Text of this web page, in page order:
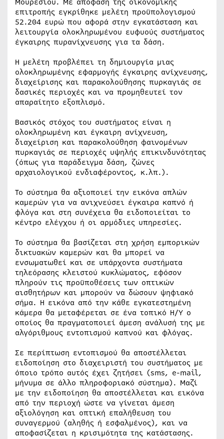
επιτροπής εγκρίθηκε μελέτη προϋπολογισμού
52.204 ευρώ που αφορά στην εγκατάσταση και
λειτουργία ολοκληρωμένου ευφυούς συστήματος
έγκαιρης πυρανίχνευσης για τα δάση.
Η μελέτη προβλέπει τη δημιουργία μιας
ολοκληρωμένης εφαρμογής έγκαιρης ανίχνευσης,
διαχείρισης και παρακολούθησης πυρκαγιάς σε
δασικές περιοχές και να προμηθευτεί τον
απαραίτητο εξοπλισμό.
Βασικός στόχος του συστήματος είναι η
ολοκληρωμένη και έγκαιρη ανίχνευση,
διαχείριση και παρακολούθηση φαινομένων
πυρκαγιάς σε περιοχές υψηλής επικινδυνότητας
(όπως για παράδειγμα δάση, ζώνες
αρχαιολογικού ενδιαφέροντος, κ.λπ.).
Το σύστημα θα αξιοποιεί την εικόνα απλών
καμερών για να ανιχνεύσει έγκαιρα καπνό ή
φλόγα και στη συνέχεια θα ειδοποιείται το
κέντρο ελέγχου ή οι αρμόδιες υπηρεσίες.
Το σύστημα θα βασίζεται στη χρήση εμπορικών
δικτυακών καμερών και θα μπορεί να
ενσωματωθεί και σε υπάρχοντα συστήματα
τηλεόρασης κλειστού κυκλώματος, εφόσον
πληρούν τις προϋποθέσεις των οπτικών
αισθητήρων και μπορούν να δώσουν ψηφιακό
σήμα. Η εικόνα από την κάθε εγκατεστημένη
κάμερα θα μεταφέρεται σε ένα τοπικό Η/Υ ο
οποίος θα πραγματοποιεί άμεση ανάλυσή της με
αλγόριθμους εντοπισμού καπνού και φλόγας.
Σε περίπτωση εντοπισμού θα αποστέλλεται
ειδοποίηση στο διαχειριστή του συστήματος με
όποιο τρόπο αυτός έχει ζητήσει (sms, e-mail,
μήνυμα σε άλλο πληροφοριακό σύστημα). Μαζί
με την ειδοποίηση θα αποστέλλεται και εικόνα
από την περιοχή ώστε να γίνεται άμεση
αξιολόγηση και οπτική επαλήθευση του
συναγερμού (αληθής ή εσφαλμένος), και να
αποφασίζεται η κρισιμότητα της κατάστασης.